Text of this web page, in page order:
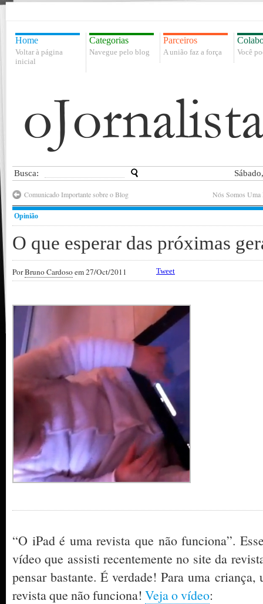
Home
Voltar à página
inicial
Categorias
Navegue pelo blog
Parceiros
A união faz a força Você
Busca:
Comunicado Importante sobre o Blog Nós Somos Uma
Opinião
O que esperar das próximas
PorBruno Cardosoem 27/Oct/2011 Tweet
“O iPad é uma revista que não funciona”.
vídeo que assisti recentemente no site da
pensar bastante. É verdade! Para uma
revista que não funciona! Veja o vídeo: